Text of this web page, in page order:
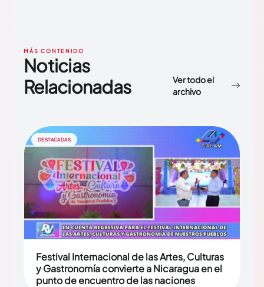
MÁS CONTENIDO
Noticias
Relacionadas
Ver todo el
archivo
DESTACADAS
Festival Internacional de las Artes, Culturas
y Gastronomía convierte a Nicaragua en el
punto de encuentro de las naciones